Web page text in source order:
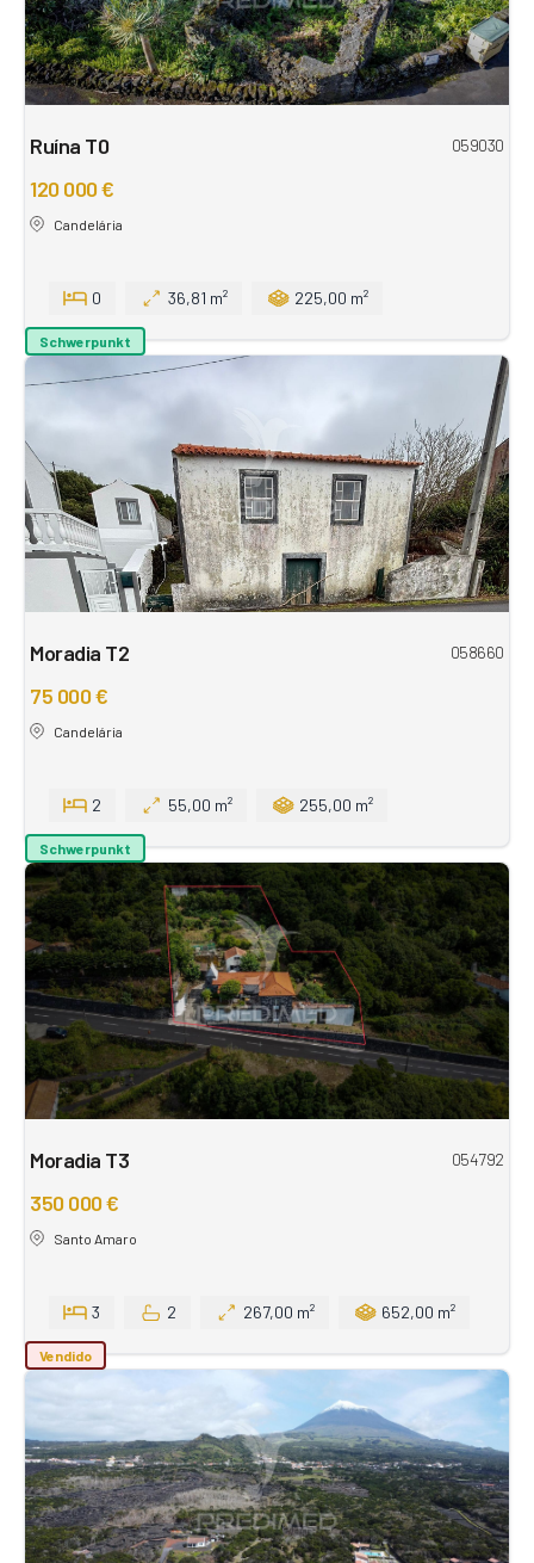
Ruína T0 059030
120 000 €
Candelária
0 36,81 m² 225,00 m²
Schwerpunkt
Moradia T2 058660
75 000 €
Candelária
2 55,00 m² 255,00 m²
Schwerpunkt
Moradia T3 054792
350 000 €
Santo Amaro
3 2 267,00 m² 652,00 m²
Vendido